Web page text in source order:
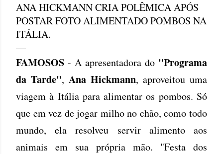
ANA HICKMANN CRIA POLÊMICA APÓS
POSTAR FOTO ALIMENTADO POMBOS NA
ITÁLIA.
FAMOSOS - A apresentadora do "Programa
da Tarde", Ana Hickmann, aproveitou uma
viagem à Itália para alimentar os pombos. Só
que em vez de jogar milho no chão, como todo
mundo, ela resolveu servir alimento aos
animais em sua própria mão. "Festa dos